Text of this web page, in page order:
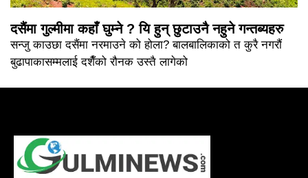
दसैंमा गुल्मीमा कहाँ घुम्ने ? यि हुन् छुटाउनै नहुने गन्तब्यहरु
सन्जु काउछा दसैंमा नरमाउने को होला? बालबालिकाको त कुरै नगरौं
बुढापाकासम्मलाई दशैँको रौनक उस्तै लागेको